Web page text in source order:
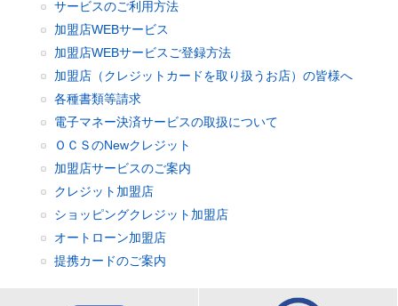
サービスのご利用方法
加盟店WEBサービス
加盟店WEBサービスご登録方法
加盟店（クレジットカードを取り扱うお店）の皆様へ
各種書類等請求
電子マネー決済サービスの取扱について
ＯＣＳのNewクレジット
加盟店サービスのご案内
クレジット加盟店
ショッピングクレジット加盟店
オートローン加盟店
提携カードのご案内